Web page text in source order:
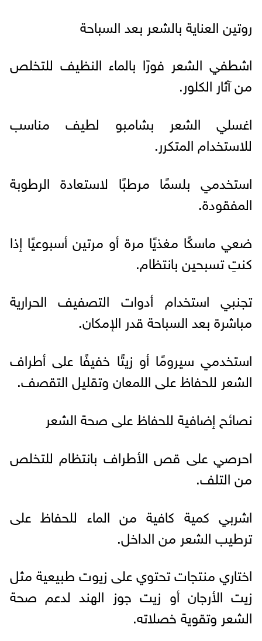
روتين العناية بالشعر بعد السباحة
اشطفي الشعر فورًا بالماء النظيف للتخلص
من آثار الكلور.
اغسلي الشعر بشامبو لطيف مناسب
للاستخدام المتكرر.
استخدمي بلسمًا مرطبًا لاستعادة الرطوبة
المفقودة.
ضعي ماسكًا مغذيًا مرة أو مرتين أسبوعيًا إذا
كنتِ تسبحين بانتظام.
تجنبي استخدام أدوات التصفيف الحرارية
مباشرة بعد السباحة قدر الإمكان.
استخدمي سيرومًا أو زيتًا خفيفًا على أطراف
الشعر للحفاظ على اللمعان وتقليل التقصف.
نصائح إضافية للحفاظ على صحة الشعر
احرصي على قص الأطراف بانتظام للتخلص
من التلف.
اشربي كمية كافية من الماء للحفاظ على
ترطيب الشعر من الداخل.
اختاري منتجات تحتوي على زيوت طبيعية مثل
زيت الأرجان أو زيت جوز الهند لدعم صحة
الشعر وتقوية خصلاته.